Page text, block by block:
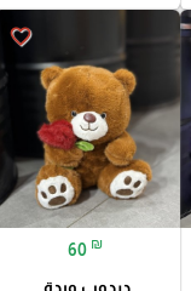
favorite_border
60 ₪
دبدوب وردة